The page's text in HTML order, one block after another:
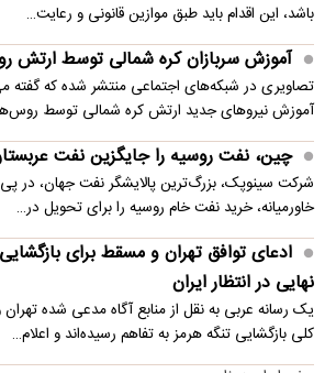
باشد، این اقدام باید طبق موازین قانونی و رعایت…
آموزش سربازان کره شمالی توسط ارتش
تصاویری در شبکه‌های اجتماعی منتشر شده که گفته
آموزش نیروهای جدید ارتش کره شمالی توسط
چین، نفت روسیه را جایگزین نفت
شرکت سینوپک، بزرگ‌ترین پالایشگر نفت جهان، در
خاورمیانه، خرید نفت خام روسیه را برای تحویل در…
ادعای توافق تهران و مسقط برای
نهایی در انتظار ایران
یک رسانه عربی به نقل از منابع آگاه مدعی شده
کلی بازگشایی تنگه هرمز به تفاهم رسیده‌اند و اعلام…